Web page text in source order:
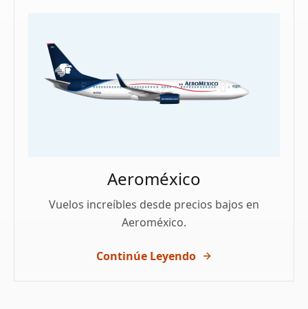
Aeroméxico
Vuelos increíbles desde precios bajos en
Aeroméxico.
Continúe Leyendo